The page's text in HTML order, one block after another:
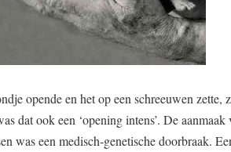
opende en het op een schreeuwen zette,
dat ook een ‘opening intens’. De aanmaak
was een medisch-genetische doorbraak.